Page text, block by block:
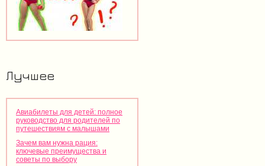
Лучшее
Авиабилеты для детей: полное
руководство для родителей по
путешествиям с малышами
Зачем вам нужна рация:
ключевые преимущества и
советы по выбору